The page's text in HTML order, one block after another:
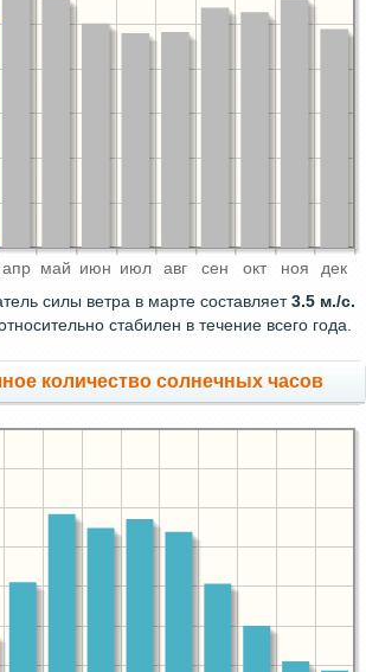
апр май июн июл авг сен окт ноя дек
силы ветра в марте составляет3.5 м./с.
стабилен в течение всего года.
количество солнечных часов